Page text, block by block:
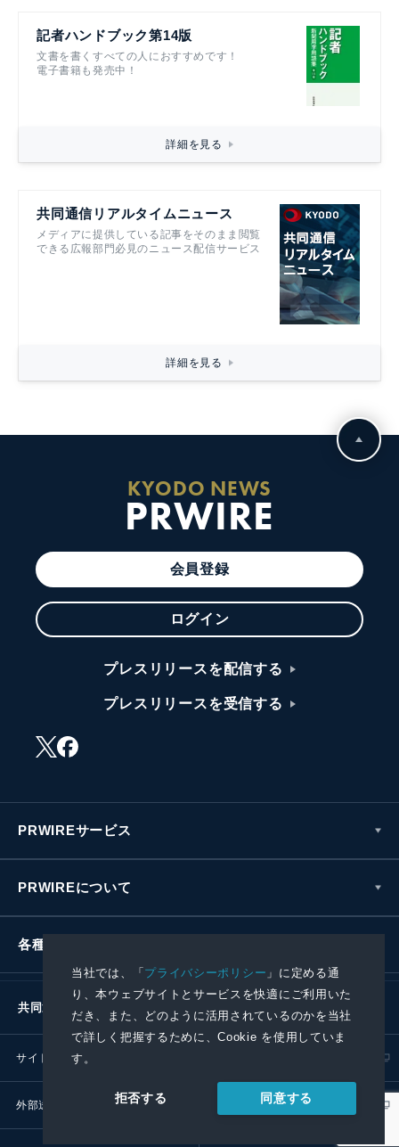
当社では、「プライバシーポリシー 」に定める通
り、本ウェブサイトとサービスを快適にご利用いた
だき、また、どのように活用されているのかを当社
で詳しく把握するために、Cookie を使用していま
す。
拒否する 同意する
記者ハンドブック第14版
文書を書くすべての人におすすめです！
電子書籍も発売中！
詳細を見る
共同通信リアルタイムニュース
メディアに提供している記事をそのまま閲覧
できる広報部門必見のニュース配信サービス
詳細を見る
KYODO NEWS
PRWIRE
会員登録
ログイン
プレスリリースを配信する
プレスリリースを受信する
PRWIREサービス
PRWIREについて
各種お問い合わせ
共同通信社グループ
サイトポリシー
外部送信ポリシー プレスリリース取扱基準